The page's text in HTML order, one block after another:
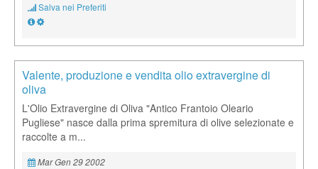
Salva nei Preferiti
Valente, produzione e vendita olio extravergine di
oliva
L'Olio Extravergine di Oliva "Antico Frantoio Oleario
Pugliese" nasce dalla prima spremitura di olive selezionate e
raccolte a m...
Mar Gen 29 2002